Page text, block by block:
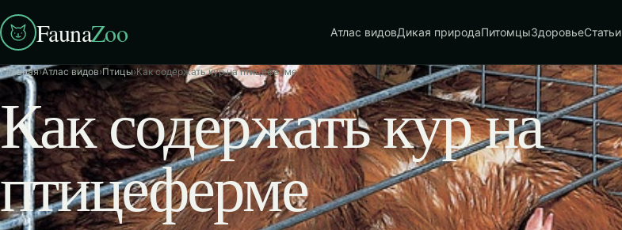
FaunaZoo Атлас видовДикая природаПитомцыЗдоровьеСтатьи
Главная›Атлас видов›Птицы›Как содержать кур на птицеферме
Как содержать кур на
птицеферме